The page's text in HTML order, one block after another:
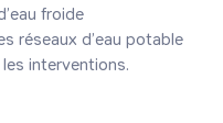
froide
réseaux d’eau potable
interventions.